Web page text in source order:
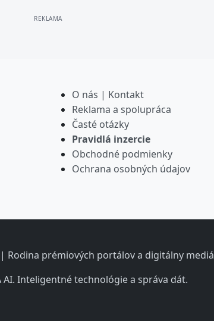
O nás | Kontakt
Reklama a spolupráca
Časté otázky
Pravidlá inzercie
Obchodné podmienky
Ochrana osobných údajov
prémiových portálov a digitálny
AI. Inteligentné technológie a správa dát.